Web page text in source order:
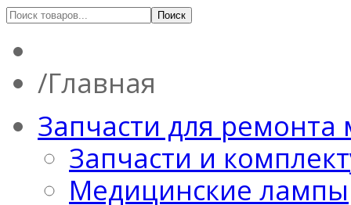
Главная
Запчасти для
Запчасти и
Медицинские лампы